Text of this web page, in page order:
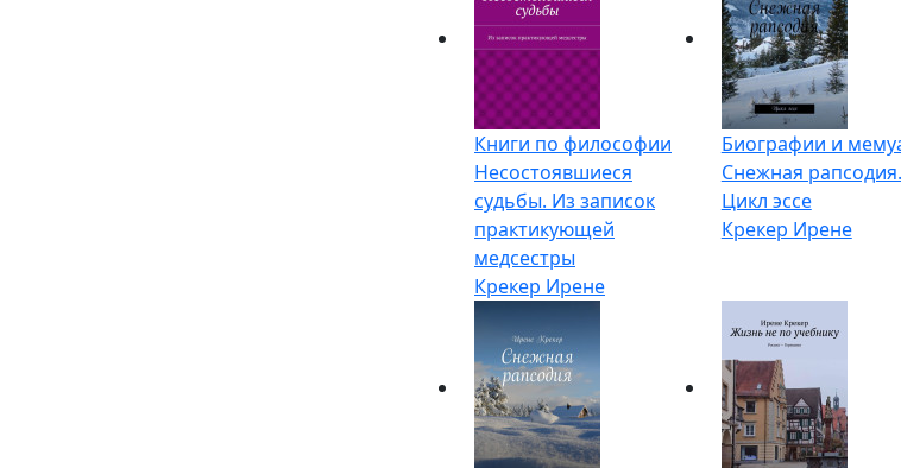
Книги по философии
Несостоявшиеся
судьбы. Из записок
практикующей
медсестры
Крекер Ирене
Биографии и
Снежная рапсодия.
Цикл эссе
Крекер Ирене